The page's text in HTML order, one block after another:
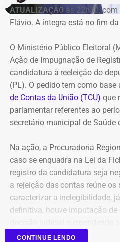
Refit não teria
pagamentos
O governo também sustenta
Refit descumpriram o
para quitar débitos tributários.
parcelas deixaram de ser
situação que, segundo a
Outro ponto destacado é que,
parcelamento, a empresa teria
bilhão em novos débitos com
Procuradoria, esse montante
dobro o valor pago durante a
regularizar sua situação fiscal.
ATUALIZAÇÃO às 22h30,
Flávio. A íntegra está no fim
O Ministério Público Eleitoral
Ação de Impugnação de
candidatura à reeleição do
(PL). O pedido tem como base
de Contas da União (TCU) que
parlamentar referentes ao
secretário municipal de Saúde
Na ação, a Procuradoria
caso se enquadra na Lei da
registro da candidatura seja
a rejeição das contas reúne
caracterizar a inelegibilidade,
definitiva, houve imputação de
CONTINUE LENDO